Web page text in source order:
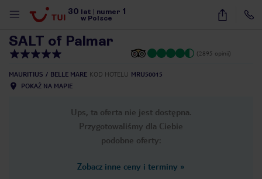
30 lat numer 1
w Polsce
22
SALT of Palmar
(2895 opinii)
MAURITIUS BELLE MARE KOD HOTELU MRU50015
POKAŻ NA MAPIE
Ups, ta oferta nie jest dostępna.
Przygotowaliśmy dla Ciebie
podobne oferty:
Zobacz inne ceny i terminy »